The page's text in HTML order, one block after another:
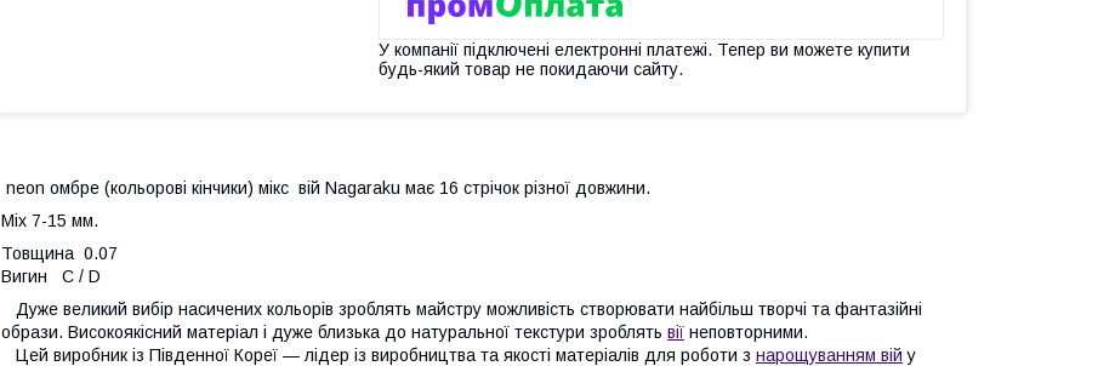
У компанії підключені електронні платежі. Тепер ви можете купити
будь-який товар не покидаючи сайту.
neon омбре (кольорові кінчики) мікс вій Nagaraku має 16 стрічок різної довжини.
Mix 7-15 мм.
Товщина 0.07
Вигин C / D
Дуже великий вибір насичених кольорів зроблять майстру можливість створювати найбільш творчі та фантазійні
образи. Високоякісний матеріал і дуже близька до натуральної текстури зроблять вії неповторними.
Цей виробник із Південної Кореї — лідер із виробництва та якості матеріалів для роботи з нарощуванням вій у